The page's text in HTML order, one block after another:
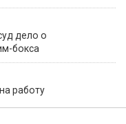
дело о
бокса
работу